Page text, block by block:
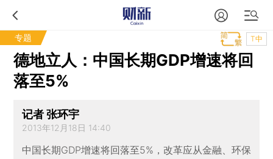
专题 T中
德地立人：中国长期GDP增速将回
落至5%
记者 张环宇
2013年12月18日 14:40
中国长期GDP增速将回落至5%，改革应从金融、环保